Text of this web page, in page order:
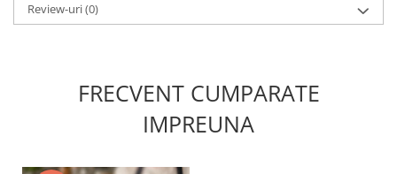
Review-uri(0)
FRECVENT CUMPARATE
IMPREUNA